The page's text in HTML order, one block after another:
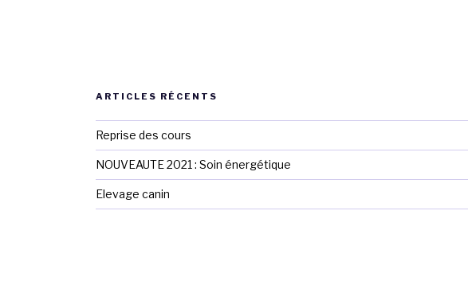
ARTICLES RÉCENTS
Reprise des cours
NOUVEAUTE 2021 : Soin énergétique
Elevage canin